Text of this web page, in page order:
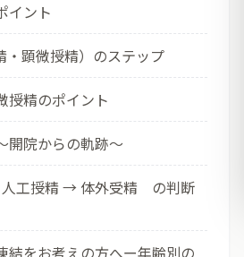
ント
顕微授精）のステップ
精のポイント
院からの軌跡～
工授精 → 体外受精 の判断
をお考えの方へー年齢別の